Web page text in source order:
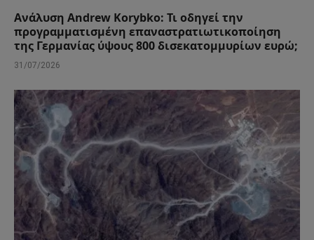
Ανάλυση Andrew Korybko: Τι οδηγεί την
προγραμματισμένη επαναστρατιωτικοποίηση
της Γερμανίας ύψους 800 δισεκατομμυρίων ευρώ;
31/07/2026